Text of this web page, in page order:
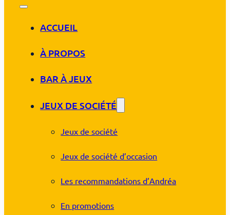
ACCUEIL
À PROPOS
BAR À JEUX
JEUX DE SOCIÉTÉ
Jeux de société
Jeux de société d’occasion
Les recommandations d’Andréa
En promotions